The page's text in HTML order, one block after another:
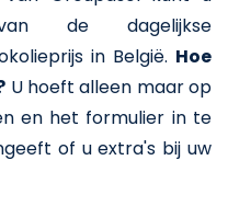
de dagelijkse
in België. Hoe
U hoeft alleen maar op
en het formulier in te
of u extra's bij uw